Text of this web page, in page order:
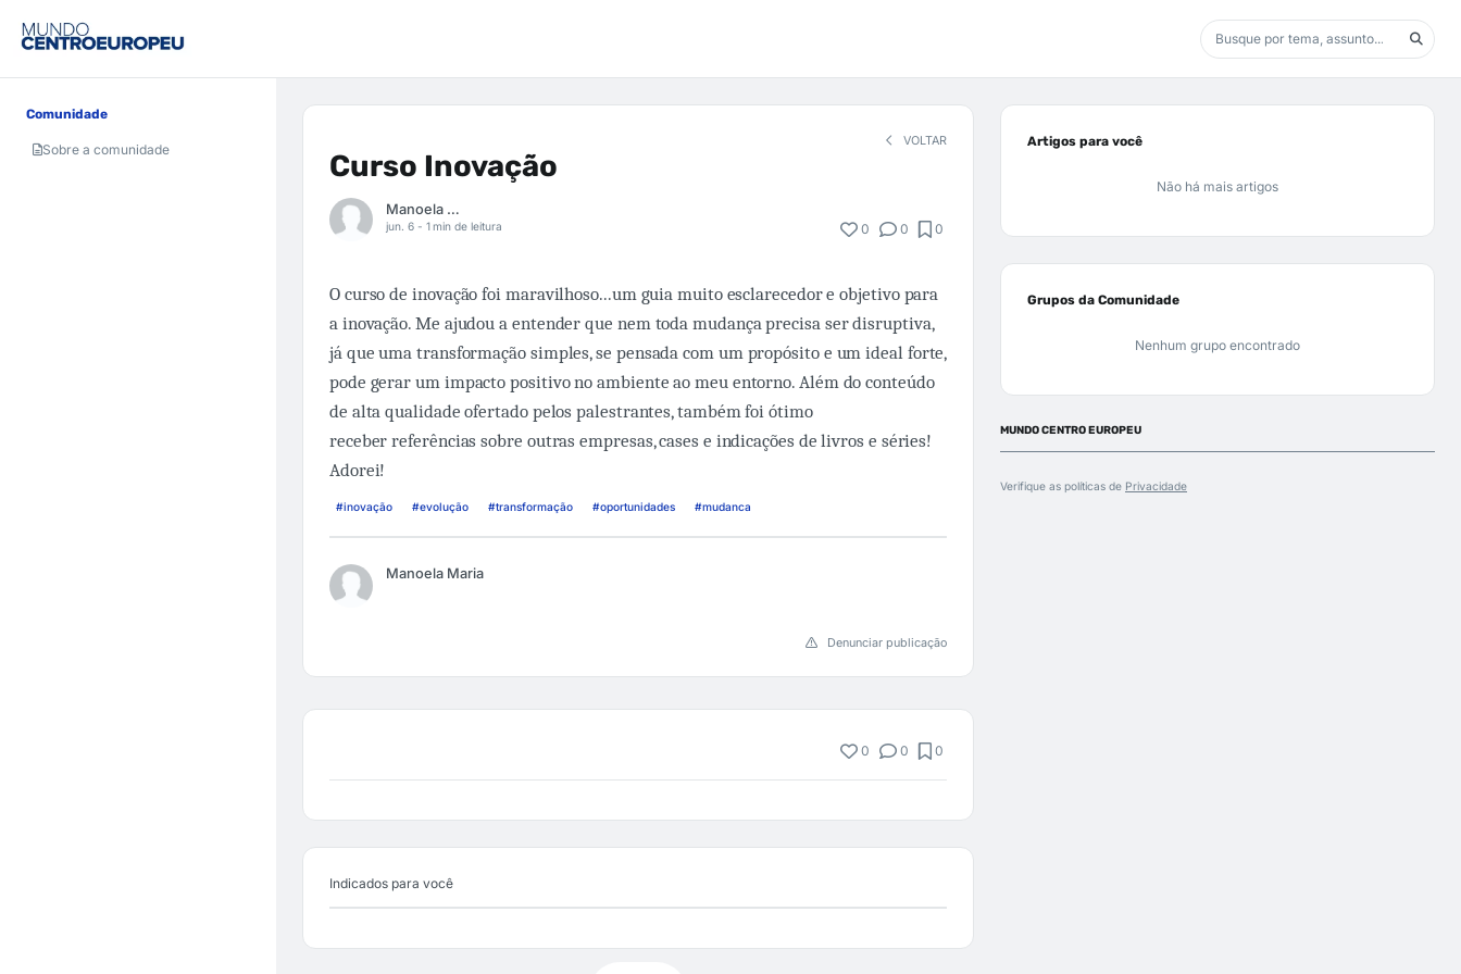
Comunidade
Sobre a comunidade
VOLTAR
Curso Inovação
Manoela Maria
jun. 6 - 1 min de leitura 0 0 0
O curso de inovação foi maravilhoso...um guia muito esclarecedor e objetivo para
a inovação. Me ajudou a entender que nem toda mudança precisa ser disruptiva,
já que uma transformação simples, se pensada com um propósito e um ideal forte,
pode gerar um impacto positivo no ambiente ao meu entorno. Além do conteúdo
de alta qualidade ofertado pelos palestrantes, também foi ótimo
receber referências sobre outras empresas, cases e indicações de livros e séries!
Adorei!
#inovação #evolução #transformação #oportunidades #mudanca
Manoela Maria
Denunciar publicação
0 0 0
Indicados para você
Artigos para você
Não há mais artigos
Grupos da Comunidade
Nenhum grupo encontrado
MUNDO CENTRO EUROPEU
Verifique as políticas de Privacidade